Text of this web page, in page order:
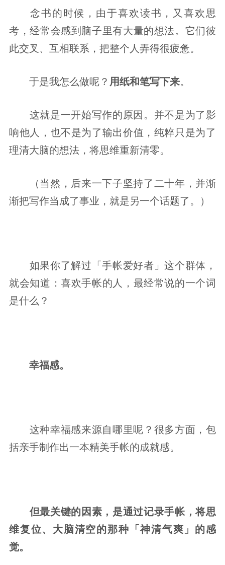
念书的时候，由于喜欢读书，又喜欢思
考，经常会感到脑子里有大量的想法。它们彼
此交叉、互相联系，把整个人弄得很疲惫。
于是我怎么做呢？ 用纸和笔写下来。
这就是一开始写作的原因。并不是为了影
响他人，也不是为了输出价值，纯粹只是为了
理清大脑的想法，将思维重新清零。
（当然，后来一下子坚持了二十年，并渐
渐把写作当成了事业，就是另一个话题了。）
如果你了解过「手帐爱好者」这个群体，
就会知道：喜欢手帐的人，最经常说的一个词
是什么？
幸福感。
这种幸福感来源自哪里呢？很多方面，包
括亲手制作出一本精美手帐的成就感。
但最关键的因素，是通过记录手帐，将思
维复位、大脑清空的那种「神清气爽」的感
觉。